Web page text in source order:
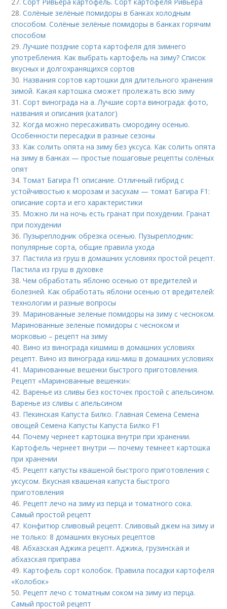
28.Солёные зелёные помидоры в банках холодным
способом. Солёные зелёные помидоры в банках горячим
способом
29.Лучшие поздние сорта картофеля для зимнего
употребления. Как выбрать картофель на зиму? Список
вкусных и долгохранящихся сортов
30. Названия сортов картошки для длительного хранения
зимой. Какая картошка сможет пролежать всю зиму
31.Сорт винограда на а. Лучшие сорта винограда: фото,
названия и описания (каталог)
32. Когда можно пересаживать смородину осенью.
Особенности пересадки в разные сезоны
33. Как солить опята на зиму без уксуса. Как солить опята
на зиму в банках — простые пошаговые рецепты солёных
опят
34. Томат Багира f1 описание. Отличный гибрид с
устойчивостью к морозам и засухам — томат Багира F1:
описание сорта и его характеристики
35. Можно ли на ночь есть гранат при похудении. Гранат
при похудении
36. Пузыреплодник обрезка осенью. Пузыреплодник:
популярные сорта, общие правила ухода
37. Пастила из груш в домашних условиях простой рецепт.
Пастила из груш в духовке
38.Чем обработать яблоню осенью от вредителей и
болезней. Как обработать яблони осенью от вредителей:
технологии и разные вопросы
39. Маринованные зеленые помидоры на зиму с чесноком.
Маринованные зеленые помидоры с чесноком и
морковью – рецепт на зиму
40. Вино из винограда кишмиш в домашних условиях
рецепт. Вино из винограда киш-миш в домашних условиях
41. Маринованные вешенки быстрого приготовления.
Рецепт «Маринованные вешенки»:
42. Варенье из сливы без косточек простой с апельсином.
Варенье из сливы с апельсином
43. Пекинская Капуста Билко. Главная Семена Семена
овощей Семена Капусты Капуста Билко F1
44. Почему чернеет картошка внутри при хранении.
Картофель чернеет внутри — почему темнеет картошка
при хранении
45. Рецепт капусты квашеной быстрого приготовления с
уксусом. Вкусная квашеная капуста быстрого
приготовления
46. Рецепт лечо на зиму из перца и томатного сока.
Самый простой рецепт
47. Конфитюр сливовый рецепт. Сливовый джем на зиму и
не только: 8 домашних вкусных рецептов
48.Абхазская Аджика рецепт. Аджика, грузинская и
абхазская приправа
49. Картофель сорт колобок. Правила посадки картофеля
«Колобок»
50. Рецепт лечо с томатным соком на зиму из перца.
Самый простой рецепт